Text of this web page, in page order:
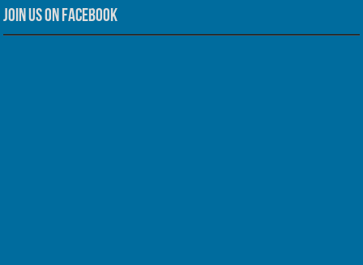
Join us on Facebook